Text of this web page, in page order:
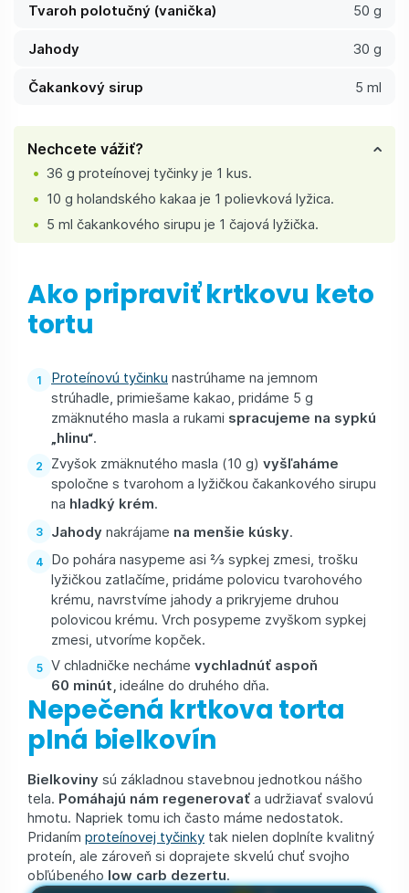
Tvaroh polotučný (vanička) 50 g
Jahody 30 g
Čakankový sirup 5 ml
Nechcete vážiť?
36 g proteínovej tyčinky je 1 kus.
10 g holandského kakaa je 1 polievková lyžica.
5 ml čakankového sirupu je 1 čajová lyžička.
Ako pripraviť krtkovu keto
tortu
Proteínovú tyčinku nastrúhame na jemnom
strúhadle, primiešame kakao, pridáme 5 g
zmäknutého masla a rukami spracujeme na sypkú
„hlinu“.
Zvyšok zmäknutého masla (10 g) vyšľaháme
spoločne s tvarohom a lyžičkou čakankového sirupu
na hladký krém.
Jahody nakrájame na menšie kúsky.
Do pohára nasypeme asi 2⁄3 sypkej zmesi, trošku
lyžičkou zatlačíme, pridáme polovicu tvarohového
krému, navrstvíme jahody a prikryjeme druhou
polovicou krému. Vrch posypeme zvyškom sypkej
zmesi, utvoríme kopček.
V chladničke necháme vychladnúť aspoň
60 minút, ideálne do druhého dňa.
Nepečená krtkova torta
plná bielkovín
Bielkoviny sú základnou stavebnou jednotkou nášho
tela. Pomáhajú nám regenerovať a udržiavať svalovú
hmotu. Napriek tomu ich často máme nedostatok.
Pridaním proteínovej tyčinky tak nielen doplníte kvalitný
proteín, ale zároveň si doprajete skvelú chuť svojho
obľúbeného low carb dezertu.